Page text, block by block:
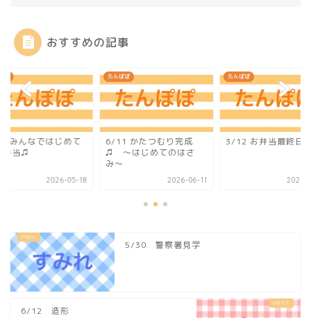
おすすめの記事
みんなではじめて
弁当♫
2026-05-18
たんぽぽ
6/11 かたつむり完成
♫ 〜はじめてのはさ
み〜
2026-06-11
たんぽぽ
3/12 お弁当最終日
2021-
5/30 警察署見学
6/12 造形